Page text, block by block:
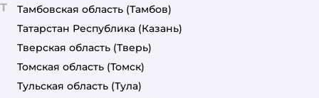
Т Тамбовская область (Тамбов)
Татарстан Республика (Казань)
Тверская область (Тверь)
Томская область (Томск)
Тульская область (Тула)